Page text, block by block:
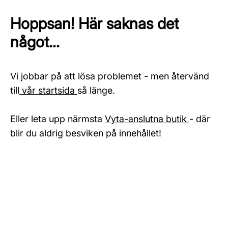
Hoppsan! Här saknas det
något...
Vi jobbar på att lösa problemet - men återvänd
till vår startsida så länge.
Eller leta upp närmsta Vyta-anslutna butik - där
blir du aldrig besviken på innehållet!